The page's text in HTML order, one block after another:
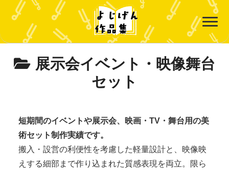
展示会イベント・映像舞台
セット
短期間のイベントや展示会、映画・TV・舞台用の美
術セット制作実績です。
搬入・設営の利便性を考慮した軽量設計と、映像映
えする細部まで作り込まれた質感表現を両立。限ら